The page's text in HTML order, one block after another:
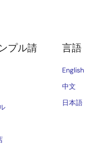
プル請
言語
English
中文
日本語